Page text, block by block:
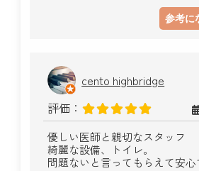
参考に
cento highbridge
評価：
優しい医師と親切なスタッフ
綺麗な設備、トイレ。
問題ないと言ってもらえて安心